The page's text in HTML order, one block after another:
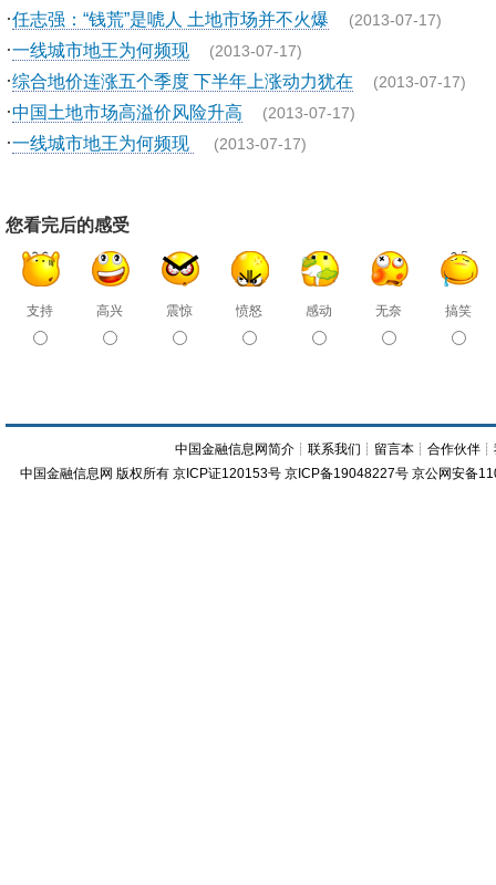
·任志强：“钱荒”是唬人 土地市场并不火爆 (2013-07-17)
·一线城市地王为何频现 (2013-07-17)
·综合地价连涨五个季度 下半年上涨动力犹在 (2013-07-17)
·中国土地市场高溢价风险升高 (2013-07-17)
·一线城市地王为何频现 (2013-07-17)
您看完后的感受
支持 高兴 震惊 愤怒 感动 无奈 搞笑
中国金融信息网简介 ┊联系我们 ┊ 留言本 ┊合作伙伴 ┊
中国金融信息网 版权所有 京ICP证120153号 京ICP备19048227号 京公网安备